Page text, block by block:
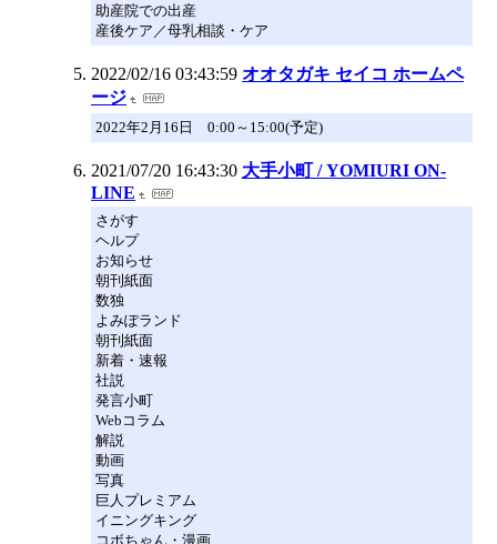
助産院での出産
産後ケア／母乳相談・ケア
2022/02/16 03:43:59 オオタガキ セイコ ホームペ
ージ
2022年2月16日 0:00～15:00(予定)
2021/07/20 16:43:30 大手小町 / YOMIURI ON-
LINE
さがす
ヘルプ
お知らせ
朝刊紙面
数独
よみぽランド
朝刊紙面
新着・速報
社説
発言小町
Webコラム
解説
動画
写真
巨人プレミアム
イニングキング
コボちゃん・漫画